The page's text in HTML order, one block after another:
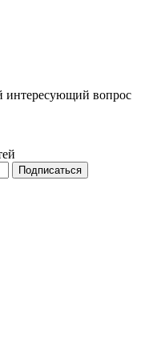
интересующий вопрос
Подписаться